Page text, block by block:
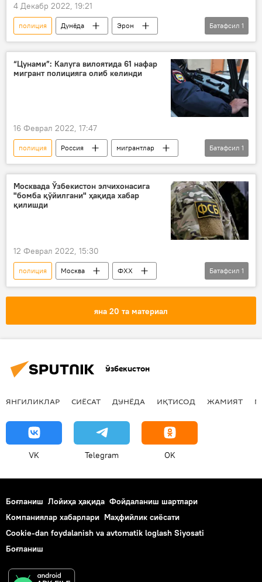
4 Декабр 2022, 19:21
полиция Дунёда
Эрон
Норозилик намойиши
Батафсил 1
“Цунами”: Калуга вилоятида 61 нафар
мигрант полицияга олиб келинди
16 Феврал 2022, 17:47
полиция Россия
мигрантлар
депортация
Батафсил 1
Москвада Ўзбекистон элчихонасига
"бомба қўйилгани" ҳақида хабар
қилишди
12 Феврал 2022, 15:30
полиция Москва
ФХХ
Россия
Батафсил 1
яна 20 та материал
Ўзбекистон
ЯНГИЛИКЛАР СИЁСАТ ДУНЁДА ИҚТИСОД ЖАМИЯТ
VK Telegram OK
Боғланиш Лойиҳа ҳақида Фойдаланиш шартлари
Компаниялар хабарлари Маҳфийлик сиёсати
Cookie-dan foydalanish va avtomatik loglash Siyosati
Боғланиш